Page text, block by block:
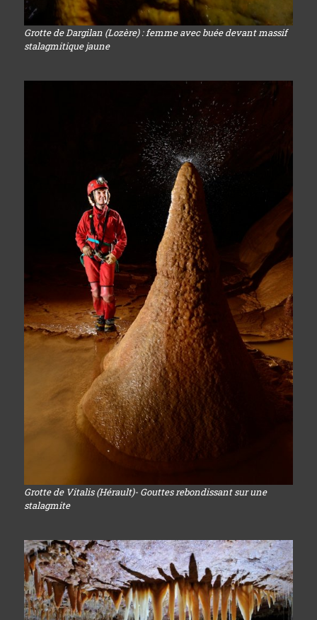
Grotte de Dargilan (Lozère) : femme avec buée devant massif
stalagmitique jaune
Grotte de Vitalis (Hérault)- Gouttes rebondissant sur une
stalagmite